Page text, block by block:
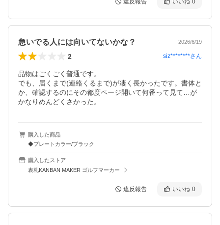
違反報告 いいね 0
急いでる人には向いてないかな？ 2026/6/19
2 siz********さん
品物はごくごく普通です。
でも、届くまで(連絡くるまで)が凄く長かったです。書体と
か、確認するのにその都度ページ開いて何番って見て…が
かなりめんどくさかった。
購入した商品
◆プレートカラー/ブラック
購入したストア
表札KANBAN MAKER ゴルフマーカー
違反報告 いいね 0